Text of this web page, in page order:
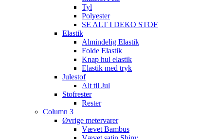
Tyl
Polyester
SE ALT I DEKO STOF
Elastik
Almindelig Elastik
Folde Elastik
Knap hul elastik
Elastik med tryk
Julestof
Alt til Jul
Stofrester
Rester
Column 3
Øvrige metervarer
Vævet Bambus